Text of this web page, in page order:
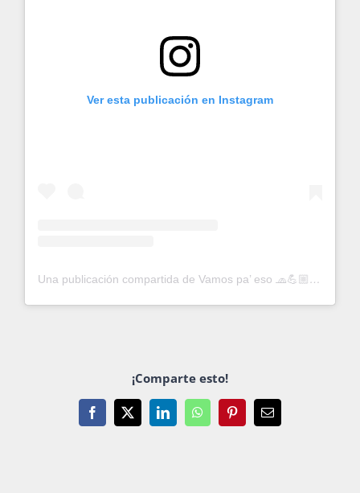
Ver esta publicación en Instagram
Una publicación compartida de Vamos pa’ eso 🧢💪🏼 (@vamospaeso)
¡Comparte esto!
Facebook
X LinkedInWhatsAppPinterestEmail